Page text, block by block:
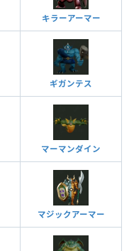
キラーアーマー
ギガンテス
マーマンダイン
マジックアーマー